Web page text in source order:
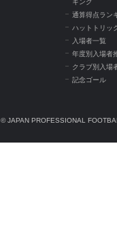
キング
通算得点ラン
ハットトリッ
入場者一覧
年度別入場者
クラブ別入場
記念ゴール
© JAPAN PROFESSIONAL